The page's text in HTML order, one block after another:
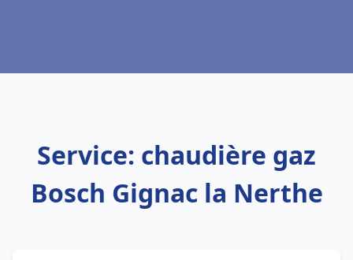
Service: chaudière gaz
Bosch Gignac la Nerthe